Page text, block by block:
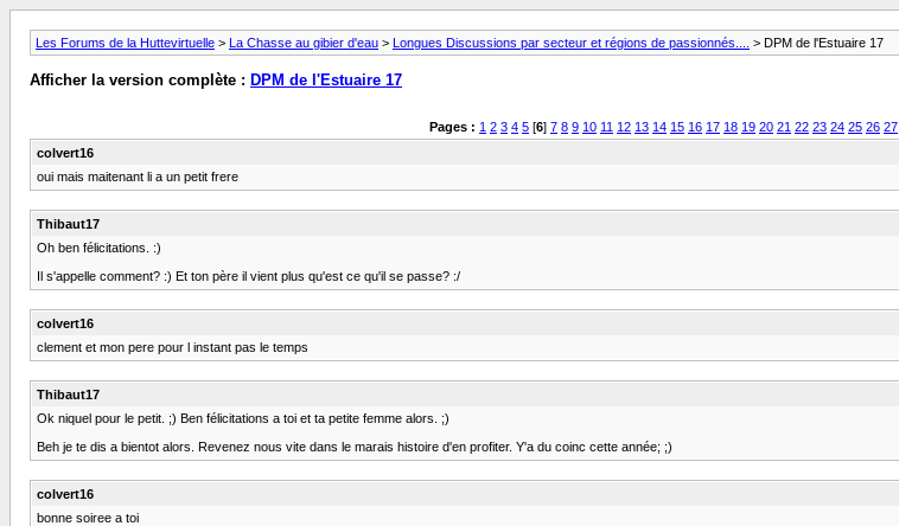
Les Forums de la Huttevirtuelle > La Chasse au gibier d'eau > Longues Discussions par secteur et régions de passionnés....
> DPM de l'Estuaire 17
Afficher la version complète : DPM de l'Estuaire 17
Pages : 1 2 3 4 5 [6] 7 8 9 10 11 12 13 14 15 16 17 18 19 20 21 22 23 24 25 26 27
colvert16
oui mais maitenant li a un petit frere
Thibaut17
Oh ben félicitations. :)
Il s'appelle comment? :) Et ton père il vient plus qu'est ce qu'il se passe? :/
colvert16
clement et mon pere pour l instant pas le temps
Thibaut17
Ok niquel pour le petit. ;) Ben félicitations a toi et ta petite femme alors. ;)
Beh je te dis a bientot alors. Revenez nous vite dans le marais histoire d'en profiter. Y'a du coinc cette année; ;)
colvert16
bonne soiree a toi